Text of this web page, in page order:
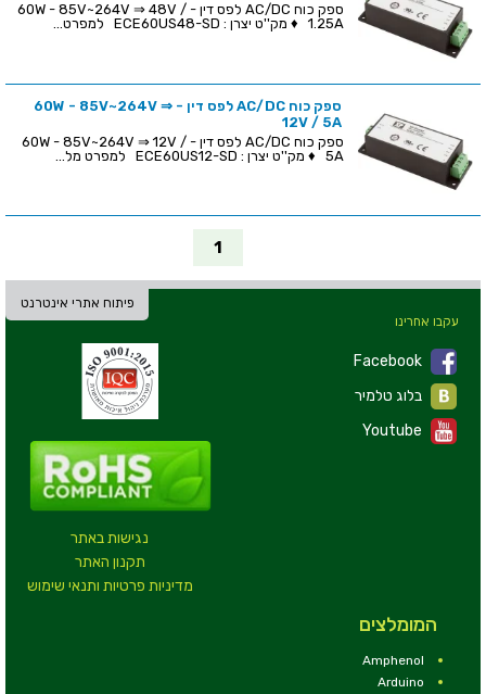
ספק כוח AC/DC לפס דין - 60W - 85V~264V ⇒ 48V /
1.25A ♦ מק''ט יצרן : ECE60US48-SD למפרט...
ספק כוח AC/DC לפס דין - 60W - 85V~264V ⇒
12V / 5A
ספק כוח AC/DC לפס דין - 60W - 85V~264V ⇒ 12V /
5A ♦ מק''ט יצרן : ECE60US12-SD למפרט מל...
1
פיתוח אתרי אינטרנט
נגישות באתר
תקנון האתר
מדיניות פרטיות ותנאי שימוש
עקבו אחרינו
Facebook
Youtube
המומלצים
Amphenol
Arduino